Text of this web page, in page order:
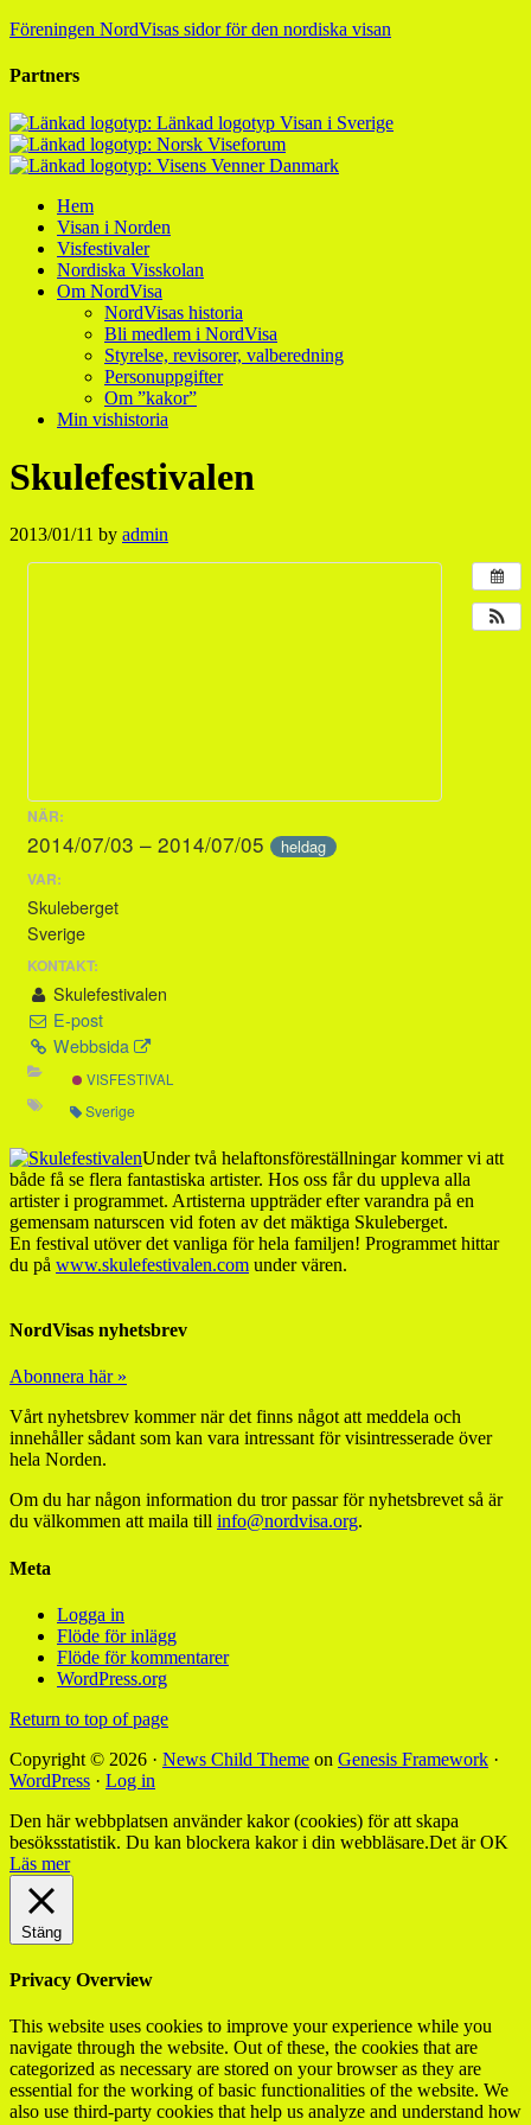
Föreningen NordVisas sidor för den nordiska visan
Partners
Hem
Visan i Norden
Visfestivaler
Nordiska Visskolan
Om NordVisa
NordVisas historia
Bli medlem i NordVisa
Styrelse, revisorer, valberedning
Personuppgifter
Om ”kakor”
Min vishistoria
Skulefestivalen
2013/01/11 by admin
NÄR:
2014/07/03 – 2014/07/05 heldag
VAR:
Skuleberget
Sverige
KONTAKT:
Skulefestivalen
E-post
Webbsida
VISFESTIVAL
Sverige
Under två helaftonsföreställningar kommer vi att
både få se flera fantastiska artister. Hos oss får du uppleva alla
artister i programmet. Artisterna uppträder efter varandra på en
gemensam naturscen vid foten av det mäktiga Skuleberget.
En festival utöver det vanliga för hela familjen! Programmet hittar
du på www.skulefestivalen.com under vären.
NordVisas nyhetsbrev
Abonnera här »
Vårt nyhetsbrev kommer när det finns något att meddela och
innehåller sådant som kan vara intressant för visintresserade över
hela Norden.
Om du har någon information du tror passar för nyhetsbrevet så är
du välkommen att maila till info@nordvisa.org.
Meta
Logga in
Flöde för inlägg
Flöde för kommentarer
WordPress.org
Return to top of page
Copyright © 2026 · News Child Theme on Genesis Framework ·
WordPress · Log in
Den här webbplatsen använder kakor (cookies) för att skapa
besöksstatistik. Du kan blockera kakor i din webbläsare.Det är OK
Läs mer
Stäng
Privacy Overview
This website uses cookies to improve your experience while you
navigate through the website. Out of these, the cookies that are
categorized as necessary are stored on your browser as they are
essential for the working of basic functionalities of the website. We
also use third-party cookies that help us analyze and understand how